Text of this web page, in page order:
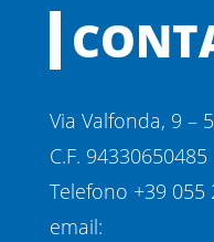
Via Valfonda, 9 –
C.F. 94330650485
Telefono +39 055
email: